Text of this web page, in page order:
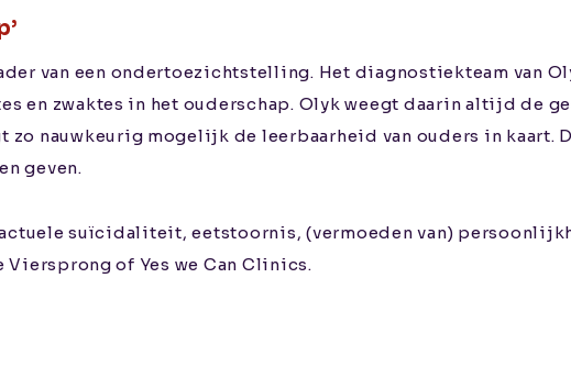
van een ondertoezichtstelling. Het diagnostiekteam van
en zwaktes in het ouderschap. Olyk weegt daarin altijd de
zo nauwkeurig mogelijk de leerbaarheid van ouders in kaart.
geven.
suïcidaliteit, eetstoornis, (vermoeden van)
of Yes we Can Clinics.